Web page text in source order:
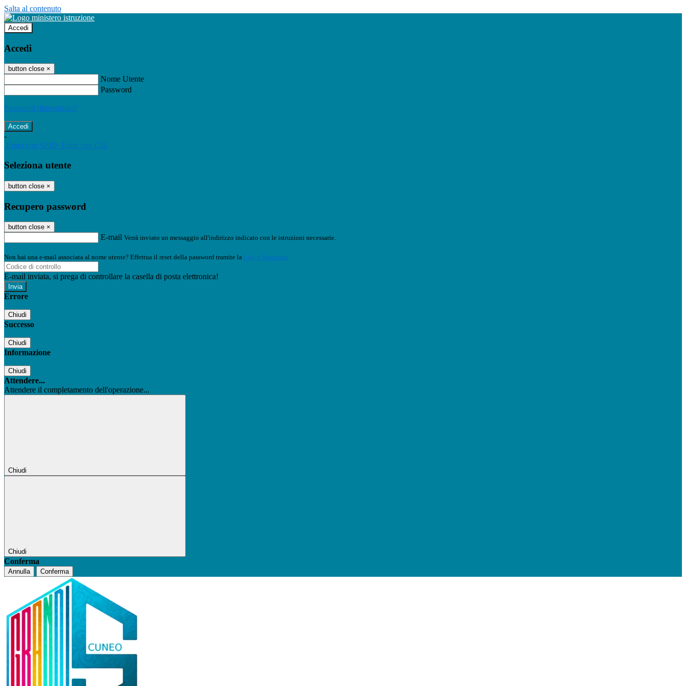
Salta al contenuto
Accedi
Accedi
button close ×
Nome Utente
Password
Password dimenticata?
-
Entra con SPID Entra con CIE
Seleziona utente
button close ×
Recupero password
button close ×
E-mail Verrà inviato un messaggio all'indirizzo indicato con le istruzioni necessarie.
Non hai una e-mail associata al nome utente? Effettua il reset della password tramite la Login Spaggiari
E-mail inviata, si prega di controllare la casella di posta elettronica!
Errore
Chiudi
Successo
Chiudi
Informazione
Chiudi
Attendere...
Attendere il completamento dell'operazione...
Chiudi
Chiudi
Conferma
Annulla Conferma